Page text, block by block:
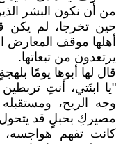
من أن نكون البشر
حين تخرجا، لم يكن
أهلها موقف المعارض
يرتعدون من تبعاتها.
قال لها أبوها يومًا
"يا ابنَتي، أنتِ
وجه الريح،
مصيركِ بحبلٍ قد
كانت تفهم هواجسه،